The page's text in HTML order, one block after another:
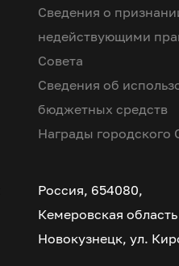
Сведения о
недействующими
Совета
Сведения об
бюджетных средств
Награды городского
Россия, 654080,
Кемеровская
Новокузнецк, ул.